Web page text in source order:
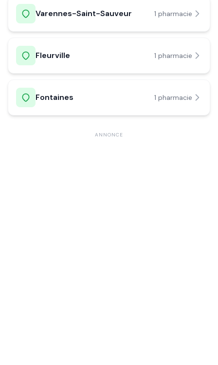
Varennes-Saint-Sauveur 1 pharmacie
Fleurville 1 pharmacie
Fontaines 1 pharmacie
ANNONCE